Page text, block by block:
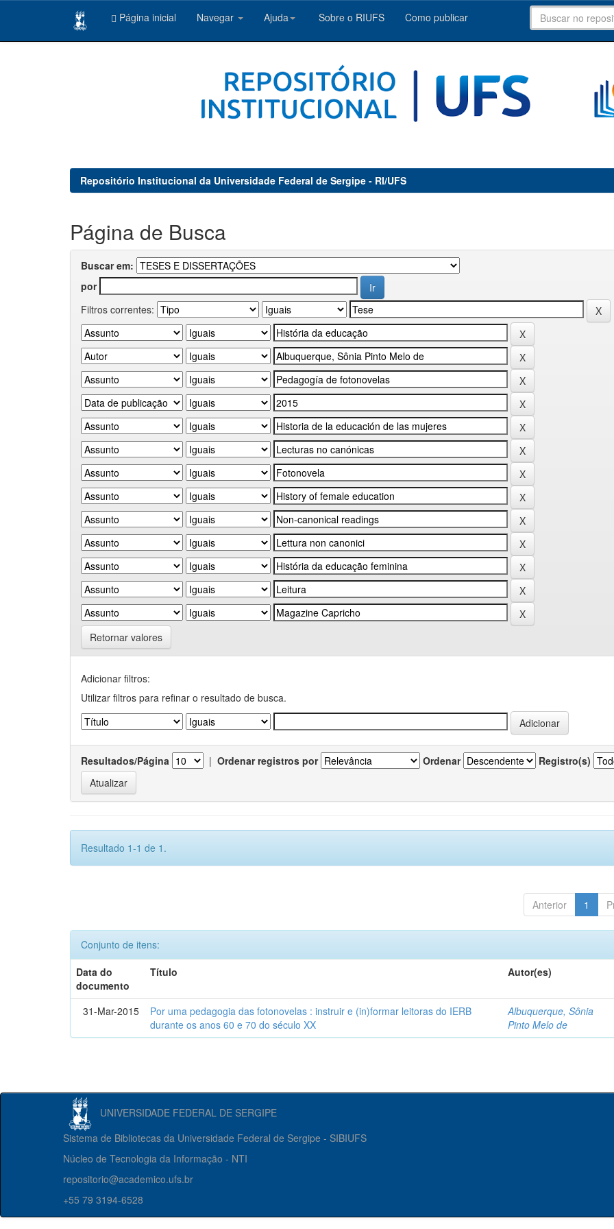
Página inicial Navegar Ajuda Sobre o RIUFS Como publicar
Repositório Institucional da Universidade Federal de Sergipe - RI/UFS
Página de Busca
Buscar em:
por
Filtros correntes:
Retornar valores
Adicionar filtros:
Utilizar filtros para refinar o resultado de busca.
Resultados/Página | Ordenar registros por Ordenar Registro(s)
Resultado 1-1 de 1.
Anterior 1
Conjunto de itens:
Data do
documento
Título Autor(es)
31-Mar-2015
Por uma pedagogia das fotonovelas : instruir e (in)formar leitoras do IERB
durante os anos 60 e 70 do século XX
Albuquerque, Sônia
Pinto Melo de
UNIVERSIDADE FEDERAL DE SERGIPE
Sistema de Bibliotecas da Universidade Federal de Sergipe - SIBIUFS
Núcleo de Tecnologia da Informação - NTI
repositorio@academico.ufs.br
+55 79 3194-6528